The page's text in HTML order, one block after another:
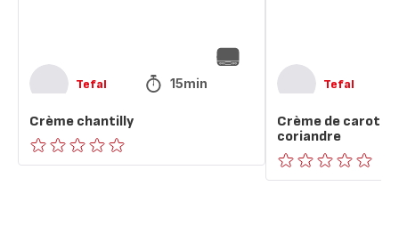
Tefal 15min
Crème chantilly
ratings.0
Tefal
Crème de
coriandre
ratings.0